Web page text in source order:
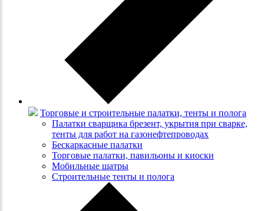
Торговые и строительные палатки, тенты и полога
Палатки сварщика брезент, укрытия при сварке,
тенты для работ на газонефтепроводах
Бескаркасные палатки
Торговые палатки, павильоны и киоски
Мобильные шатры
Строительные тенты и полога